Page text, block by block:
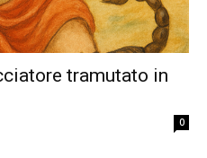
tramutato in
0